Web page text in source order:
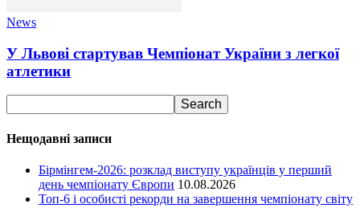
News
У Львові стартував Чемпіонат України з легкої
атлетики
Нещодавні записи
Бірмінгем-2026: розклад виступу українців у перший
день чемпіонату Європи 10.08.2026
Топ-6 і особисті рекорди на завершення чемпіонату світу